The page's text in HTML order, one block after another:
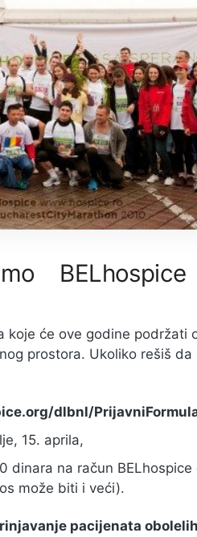
koje će ove godine podržati
prostora. Ukoliko rešiš da
dlbnl/
15. aprila,
na račun BELhospice
može biti i veći).
pacijenata